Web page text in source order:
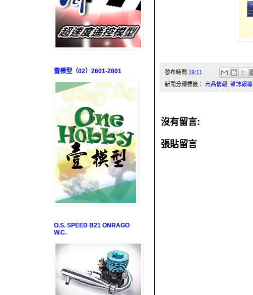
發布時間 19:11
新聞分類標籤： 商品情報, 雜誌報導
沒有留言:
張貼留言
壹模型（02）2601-2801
O.S. SPEED B21 ONRAGO
W.C.